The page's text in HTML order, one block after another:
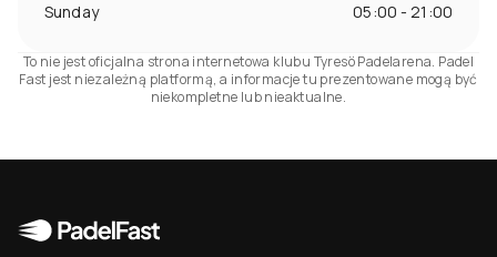
Sunday
05:00 - 21:00
To nie jest oficjalna strona internetowa klubu Tyresö Padelarena. Padel
Fast jest niezależną platformą, a informacje tu prezentowane mogą być
niekompletne lub nieaktualne.